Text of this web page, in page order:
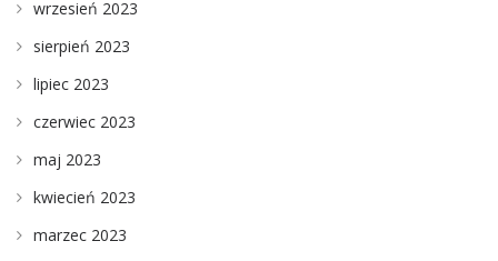
wrzesień 2023
sierpień 2023
lipiec 2023
czerwiec 2023
maj 2023
kwiecień 2023
marzec 2023